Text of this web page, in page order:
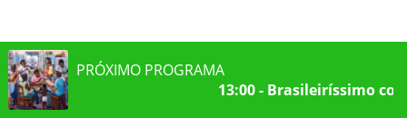
PRÓXIMO PROGRAMA
13:00 - Brasileiríssimo